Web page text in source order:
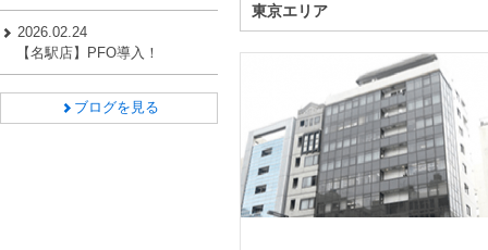
東京エリア
2026.02.24
【名駅店】PFO導入！
ブログを見る